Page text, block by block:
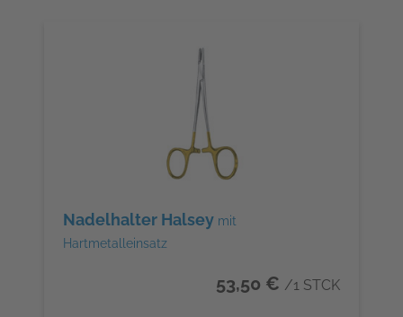
Nadelhalter Halsey mit
Hartmetalleinsatz
53,50 € /1 STCK